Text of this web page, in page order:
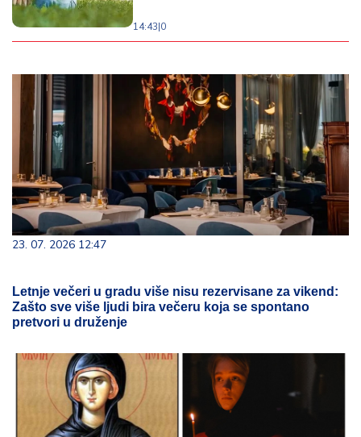
14:43|0
23. 07. 2026 12:47
Letnje večeri u gradu više nisu rezervisane za vikend:
Zašto sve više ljudi bira večeru koja se spontano
pretvori u druženje